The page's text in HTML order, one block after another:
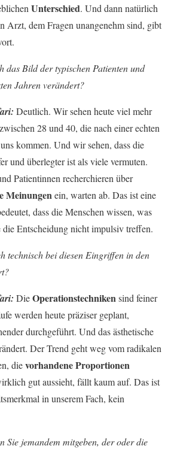
Unterschied. Und dann natürlich
Arzt, dem Fragen unangenehm sind, gibt
das Bild der typischen Patienten und
Jahren verändert?
Deutlich. Wir sehen heute viel mehr
28 und 40, die nach einer echten
kommen. Und wir sehen, dass die
und überlegter ist als viele vermuten.
Patientinnen recherchieren über
Meinungenein, warten ab. Das ist eine
dass die Menschen wissen, was
die Entscheidung nicht impulsiv treffen.
technisch bei diesen Eingriffen in den
DieOperationstechnikensind feiner
werden heute präziser geplant,
durchgeführt. Und das ästhetische
Der Trend geht weg vom radikalen
dievorhandene Proportionen
gut aussieht, fällt kaum auf. Das ist
in unserem Fach, kein
Sie jemandem mitgeben, der oder die